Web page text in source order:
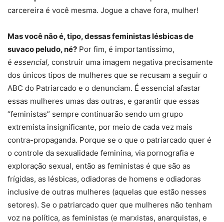
carcereira é você mesma. Jogue a chave fora, mulher!
Mas você não é, tipo, dessas feministas lésbicas de
suvaco peludo, né? Por fim, é importantíssimo,
é essencial, construir uma imagem negativa precisamente
dos únicos tipos de mulheres que se recusam a seguir o
ABC do Patriarcado e o denunciam. É essencial afastar
essas mulheres umas das outras, e garantir que essas
“feministas” sempre continuarão sendo um grupo
extremista insignificante, por meio de cada vez mais
contra-propaganda. Porque se o que o patriarcado quer é
o controle da sexualidade feminina, via pornografia e
exploração sexual, então as feministas é que são as
frígidas, as lésbicas, odiadoras de homens e odiadoras
inclusive de outras mulheres (aquelas que estão nesses
setores). Se o patriarcado quer que mulheres não tenham
voz na política, as feministas (e marxistas, anarquistas, e